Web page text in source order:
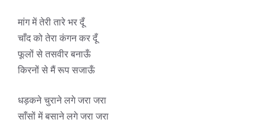
मांग में तेरी तारे भर दूँ
चाँद को तेरा कंगन कर दूँ
फूलों से तसवीर बनाऊँ
किरनों से मैं रूप सजाऊँ
धड़कने चुराने लगे जरा जरा
साँसों में बसाने लगे जरा जरा